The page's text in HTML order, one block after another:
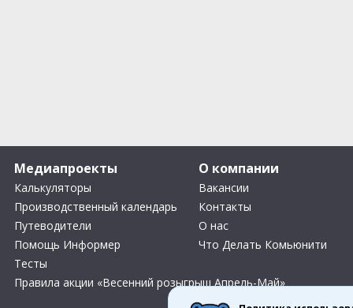
Медиапроекты
Калькуляторы
Производственный календарь
Путеводители
Помощь Информер
Тесты
Правила акции «Весенний розыгрыш Апрель-Май»
О компании
Вакансии
Контакты
О нас
Что Делать Комьюнити